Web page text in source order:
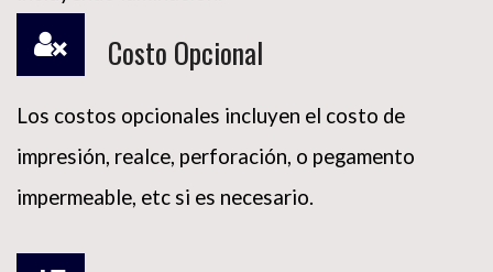
Costo Opcional
Los costos opcionales incluyen el costo de
impresión, realce, perforación, o pegamento
impermeable, etc si es necesario.